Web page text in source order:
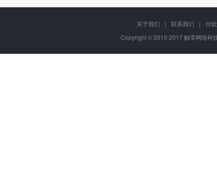
关于我们 | 联系我们 |
付
Copyright © 2010-2017 触享网络